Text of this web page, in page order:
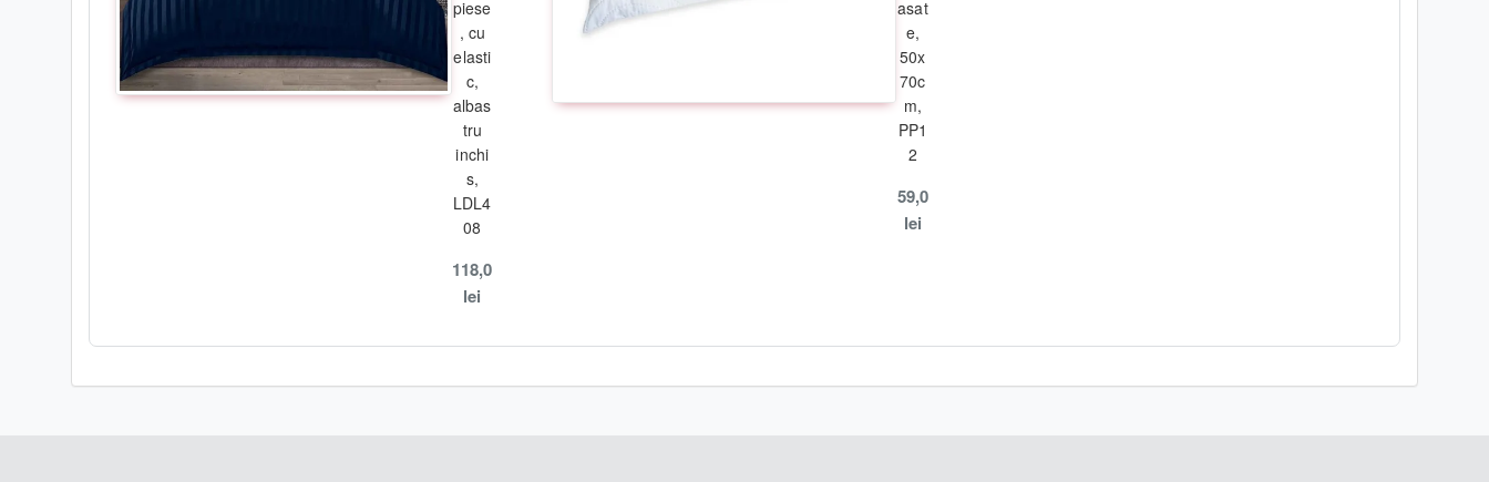
piese
, cu
elasti
c,
albas
tru
inchi
s,
LDL4
08
118,0
lei
asat
e,
50x
70c
m,
PP1
2
59,0
lei
- pozele sunt cu titlu de prezentare, de aceea nuanțele pot fi sensibil diferite în realitate datorită luminozității
ecranului pe care sunt afișate .